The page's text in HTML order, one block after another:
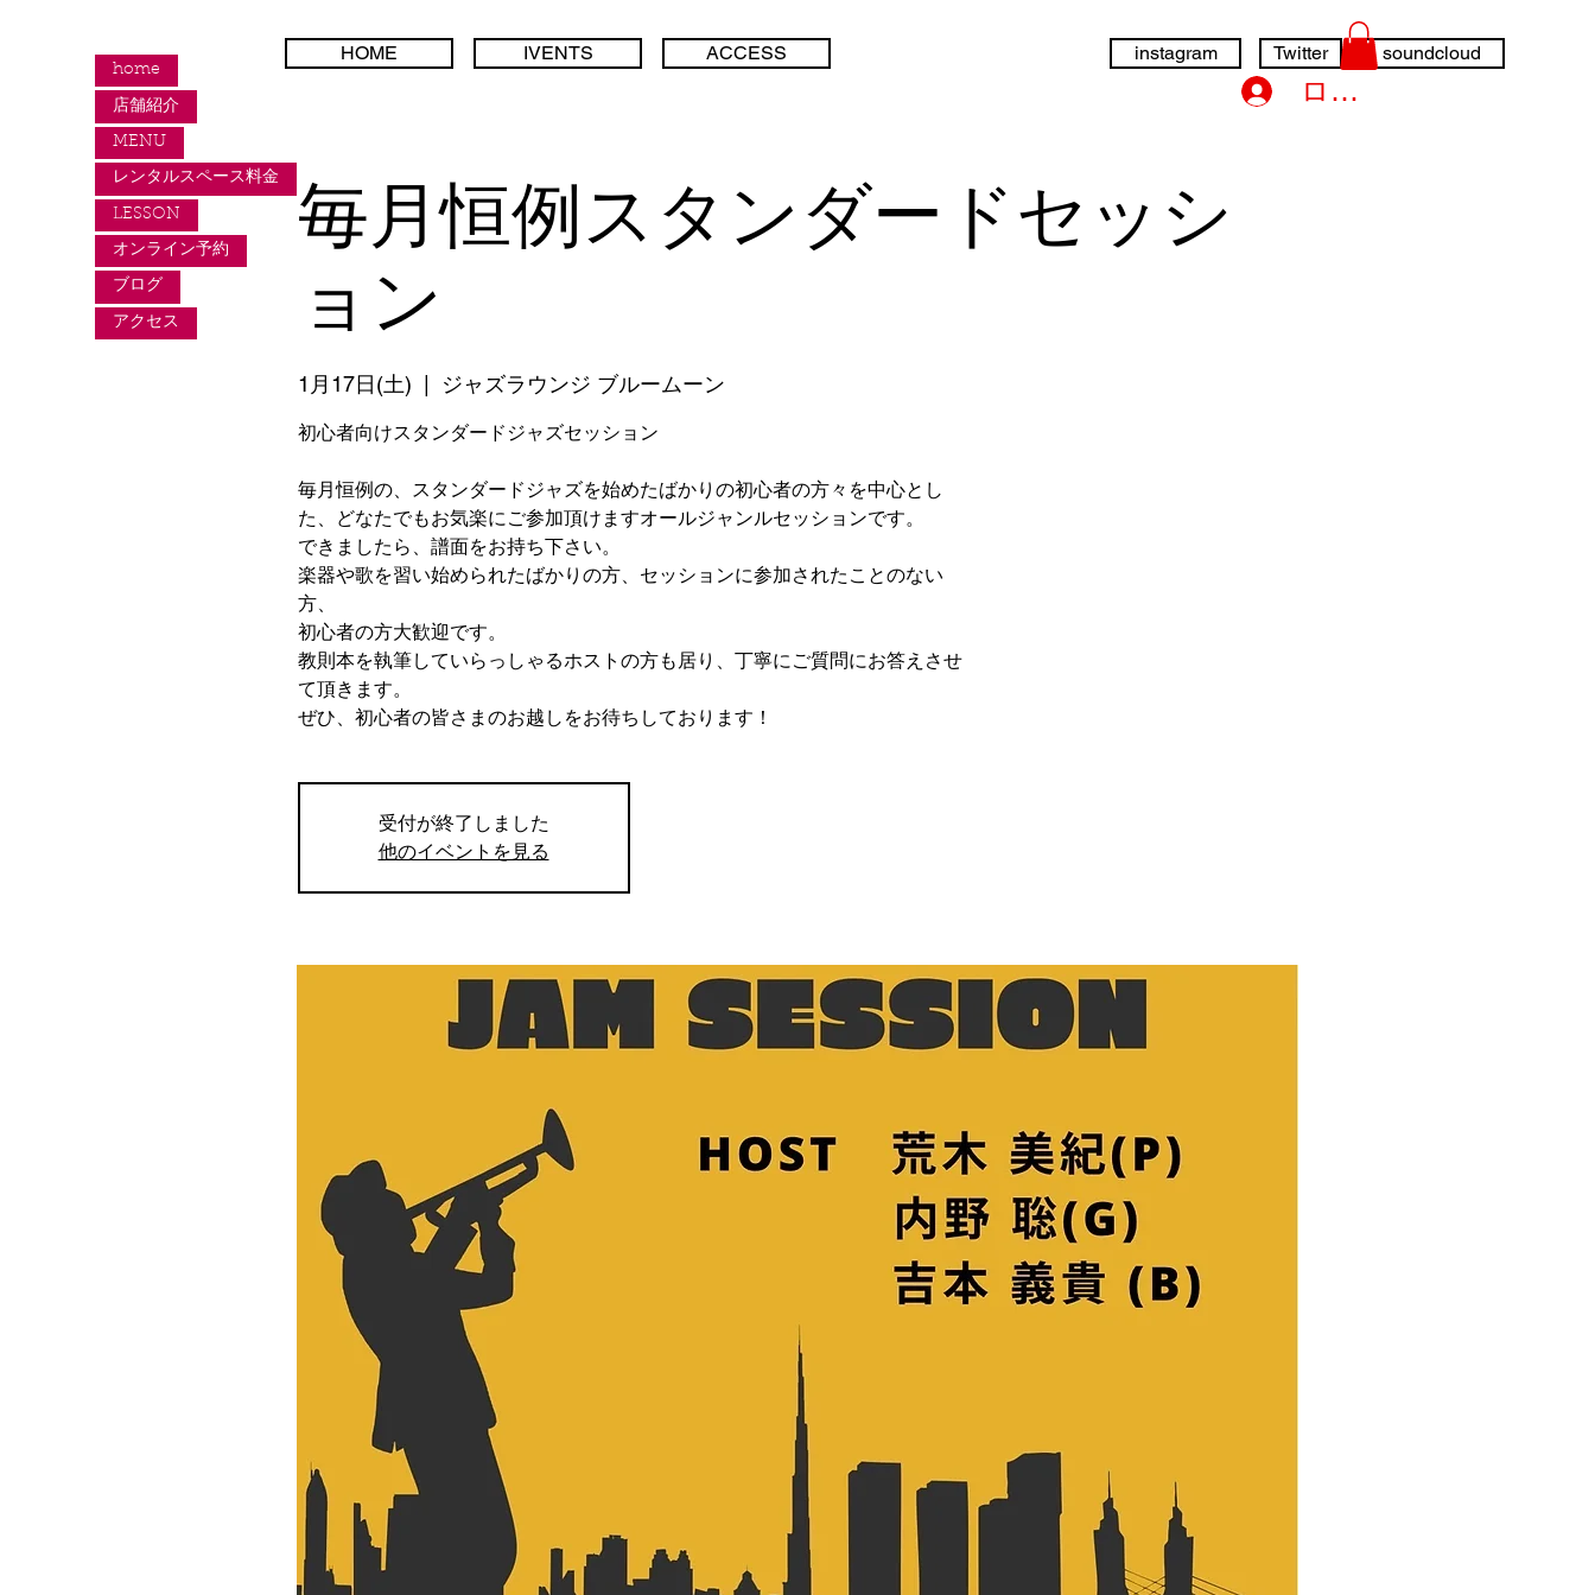
home
店舗紹介
MENU
レンタルスペース料金
LESSON
オンライン予約
ブログ
アクセス
HOME IVENTS ACCESS instagram Twitter soundcloud
ログイン
毎月恒例スタンダードセッシ
ョン
1月17日(土)
  |
ジャズラウンジ ブルームーン
初心者向けスタンダードジャズセッション
毎月恒例の、スタンダードジャズを始めたばかりの初心者の方々を中心とし
た、どなたでもお気楽にご参加頂けますオールジャンルセッションです。
できましたら、譜面をお持ち下さい。
楽器や歌を習い始められたばかりの方、セッションに参加されたことのない
方、
初心者の方大歓迎です。
教則本を執筆していらっしゃるホストの方も居り、丁寧にご質問にお答えさせ
て頂きます。
ぜひ、初心者の皆さまのお越しをお待ちしております！
受付が終了しました
他のイベントを見る